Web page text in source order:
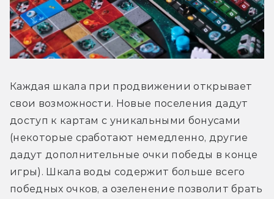
Каждая шкала при продвижении открывает
свои возможности. Новые поселения дадут
доступ к картам с уникальными бонусами
(некоторые сработают немедленно, другие
дадут дополнительные очки победы в конце
игры). Шкала воды содержит больше всего
победных очков, а озеленение позволит брать